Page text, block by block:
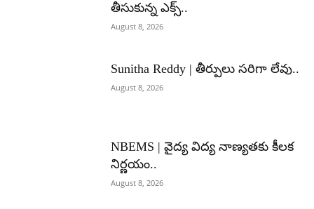
తీసుకున్న ఎక్స్..
August 8, 2026
Sunitha Reddy | తీర్పులు సరిగా లేవు..
August 8, 2026
NBEMS | వైద్య విద్య నాణ్యతకు కీలక
నిర్ణయం..
August 8, 2026